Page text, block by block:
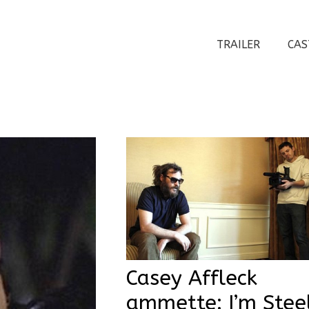
TRAILER
Casey Affleck
ammette: I’m